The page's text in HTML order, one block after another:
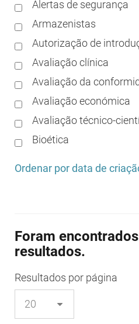
Alertas de segurança
Armazenistas
Autorização de
Avaliação clínica
Avaliação da
Avaliação económica
Avaliação técnico-
Bioética
Boas práticas de
Boas práticas de
Boas práticas de
Boas práticas
Certificação
Ordenar por data de
Foram
resultados.
Resultados por página